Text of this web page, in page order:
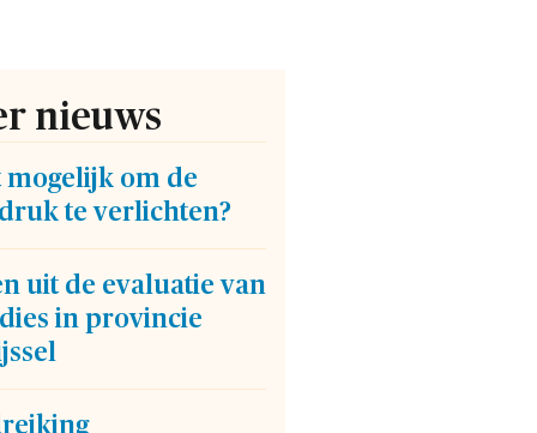
nieuws
mogelijk om de
te verlichten?
uit de evaluatie van
in provincie